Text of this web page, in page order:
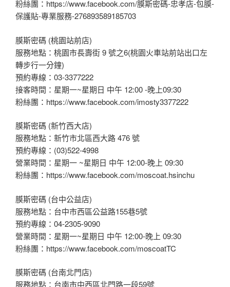
粉絲團：https://www.facebook.com/膜斯密碼-忠孝店-包膜-
保護貼-專業服務-276893589185703
膜斯密碼 (桃園站前店)
服務地點：桃園市長壽街 9 號之6(桃園火車站前站出口左
轉步行一分鐘)
預約專線：03-3377222
接客時間：星期一~星期日 中午 12:00 -晚上09:30
粉絲團：https://www.facebook.com/imosty3377222
膜斯密碼 (新竹西大店)
服務地點：新竹市北區西大路 476 號
預約專線：(03)522-4998
營業時間：星期一 ~星期日 中午 12:00-晚上 09:30
粉絲團：https://www.facebook.com/moscoat.hsinchu
膜斯密碼 (台中公益店)
服務地點：台中市西區公益路155巷5號
預約專線：04-2305-9090
營業時間：星期一~星期日 中午 12:00-晚上 09:30
粉絲團：https://www.facebook.com/moscoatTC
膜斯密碼 (台南北門店)
服務地點：台南市中西區北門路一段59號